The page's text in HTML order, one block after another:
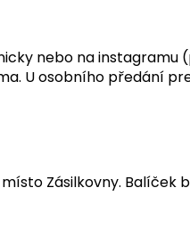
nebo na instagramu
U osobního předání
Zásilkovny.